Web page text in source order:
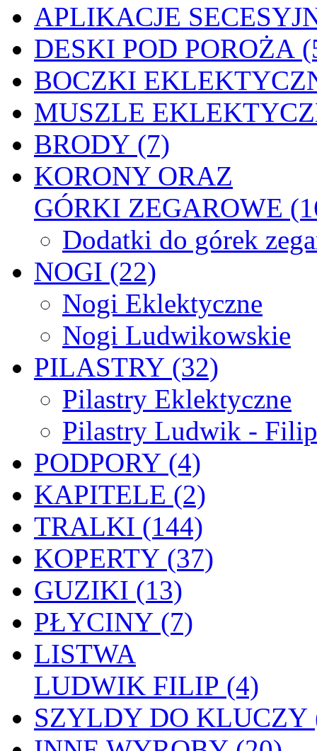
APLIKACJE
DESKI POD POROŻA
BOCZKI
MUSZLE
BRODY (7)
KORONY ORAZ
GÓRKI ZEGAROWE
Dodatki do górek
NOGI (22)
Nogi Eklektyczne
Nogi Ludwikowskie
PILASTRY (32)
Pilastry Eklektyczne
Pilastry Ludwik - Filip
PODPORY (4)
KAPITELE (2)
TRALKI (144)
KOPERTY (37)
GUZIKI (13)
PŁYCINY (7)
LISTWA
LUDWIK FILIP (4)
SZYLDY DO KLUCZY